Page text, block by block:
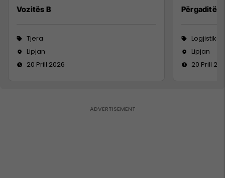
Vozitës B
Tjera
Lipjan
20 Prill 2026
Përgaditës
Logjistikë
Lipjan
20 Prill